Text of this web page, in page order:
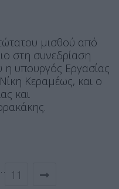
μισθού από
στη συνεδρίαση
η υπουργός Εργασίας
Κεραμέως, και ο
και
11